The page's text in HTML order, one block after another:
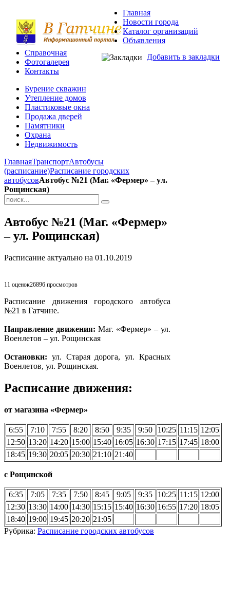
Добавить в закладки
Главная
Новости города
Каталог организаций
Объявления
Справочная
Фотогалерея
Контакты
Бурение скважин
Утепление домов
Пластиковые окна
Продажа дверей
Памятники
Охрана
Недвижимость
ГлавнаяТранспортАвтобусы
(расписание)Расписание городских
автобусовАвтобус №21 (Маг. «Фермер» – ул.
Рощинская)
Автобус №21 (Маг. «Фермер»
– ул. Рощинская)
Расписание актуально на 01.10.2019
11 оценок26896 просмотров
Расписание движения городского автобуса
№21 в Гатчине.
Направление движения: Маг. «Фермер» – ул.
Военлетов – ул. Рощинская
Остановки: ул. Старая дорога, ул. Красных
Военлетов, ул. Рощинская.
Расписание движения:
от магазина «Фермер»
6:55 7:10 7:55 8:20 8:50 9:35 9:50 10:25 11:15 12:05
12:50 13:20 14:20 15:00 15:40 16:05 16:30 17:15 17:45 18:00
18:45 19:30 20:05 20:30 21:10 21:40
с Рощинской
6:35 7:05 7:35 7:50 8:45 9:05 9:35 10:25 11:15 12:00
12:30 13:30 14:00 14:30 15:15 15:40 16:30 16:55 17:20 18:05
18:40 19:00 19:45 20:20 21:05
Рубрика: Расписание городских автобусов